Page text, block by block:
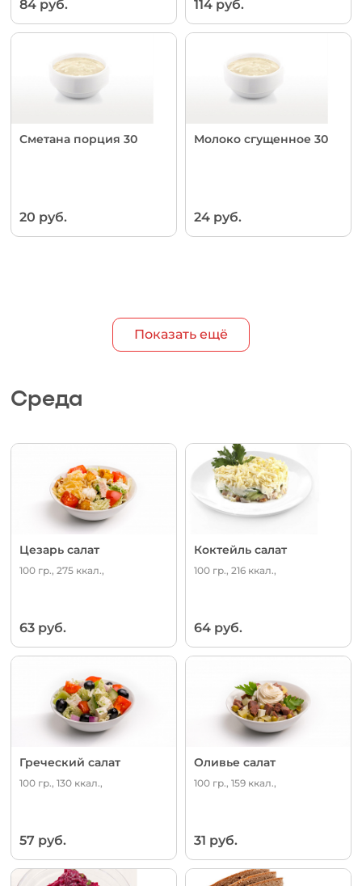
84 руб. 114 руб.
Сметана порция 30
20 руб.
Молоко сгущенное 30
24 руб.
Показать ещё
Среда
Цезарь салат
100 гр., 275 ккал.,
63 руб.
Коктейль салат
100 гр., 216 ккал.,
64 руб.
Греческий салат
100 гр., 130 ккал.,
57 руб.
Оливье салат
100 гр., 159 ккал.,
31 руб.